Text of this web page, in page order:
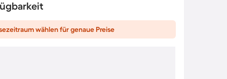
wählen für genaue Preise